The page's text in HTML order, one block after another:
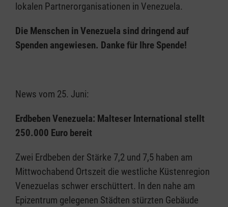
lokalen Partnerorganisationen in Venezuela.
Die Menschen in Venezuela sind dringend auf
Spenden angewiesen. Danke für Ihre Spende!
News vom 25. Juni:
Erdbeben Venezuela: Malteser International stellt
250.000 Euro bereit
Zwei Erdbeben der Stärke 7,2 und 7,5 haben am
Mittwochabend Ortszeit die westliche Küstenregion
Venezuelas schwer erschüttert. In den nahe am
Epizentrum gelegenen Städten stürzten Gebäude